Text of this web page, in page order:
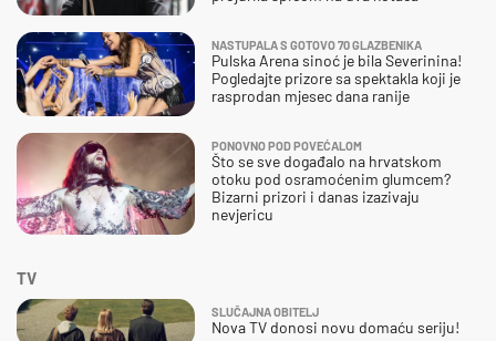
NASTUPALA S GOTOVO 70 GLAZBENIKA
Pulska Arena sinoć je bila Severinina!
Pogledajte prizore sa spektakla koji je
rasprodan mjesec dana ranije
PONOVNO POD POVEĆALOM
Što se sve događalo na hrvatskom
otoku pod osramoćenim glumcem?
Bizarni prizori i danas izazivaju
nevjericu
TV
SLUČAJNA OBITELJ
Nova TV donosi novu domaću seriju!